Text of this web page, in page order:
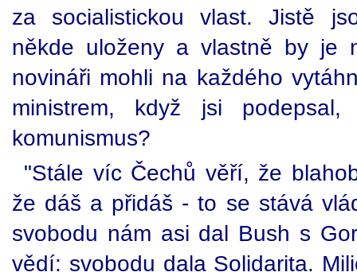
za socialistickou vlast. Jistě
někde uloženy a vlastně by je
novináři mohli na každého
ministrem, když jsi
komunismus?
"Stále víc Čechů věří, že
že dáš a přidáš - to se stává
svobodu nám asi dal Bush s
vědí: svobodu dala Solidarita.